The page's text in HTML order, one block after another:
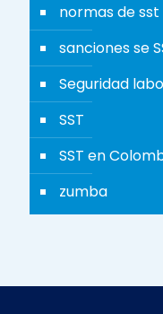
normas de sst
sanciones se
Seguridad
SST
SST en
zumba